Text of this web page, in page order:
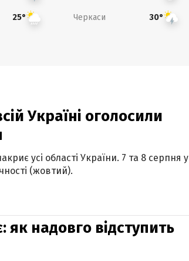
25° Черкаси 30°
Україні оголосили
усі області України. 7 та 8 серпня у
(жовтий).
як надовго відступить